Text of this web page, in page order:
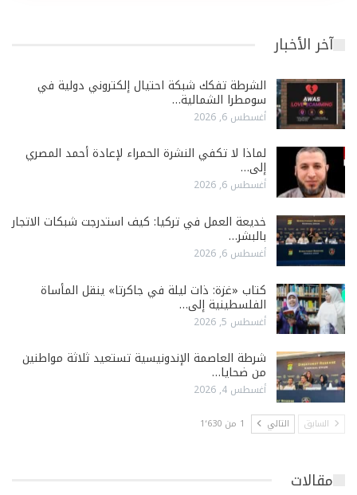
آخر الأخبار
الشرطة تفكك شبكة احتيال إلكتروني دولية في
سومطرا الشمالية…
أغسطس 6, 2026
لماذا لا تكفي النشرة الحمراء لإعادة أحمد المصري
إلى…
أغسطس 6, 2026
خديعة العمل في تركيا: كيف استدرجت شبكات الاتجار
بالبشر…
أغسطس 6, 2026
كتاب «غزة: ذات ليلة في جاكرتا» ينقل المأساة
الفلسطينية إلى…
أغسطس 5, 2026
شرطة العاصمة الإندونيسية تستعيد ثلاثة مواطنين
من ضحايا…
أغسطس 4, 2026
السابق التالي 1 من 1٬630
مقالات